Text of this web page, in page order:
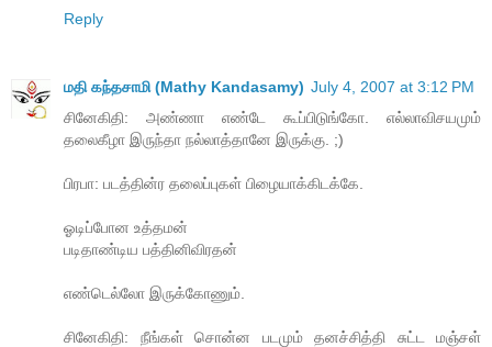
Reply
மதி கந்தசாமி (Mathy Kandasamy) July 4, 2007 at 3:12 PM
சினேகிதி: அண்ணா எண்டே கூப்பிடுங்கோ. எல்லாவிசயமும்
தலைகீழா இருந்தா நல்லாத்தானே இருக்கு. ;)
பிரபா: படத்தின்ர தலைப்புகள் பிழையாக்கிடக்கே.
ஓடிப்போன உத்தமன்
படிதாண்டிய பத்தினிவிரதன்
எண்டெல்லோ இருக்கோணும்.
சினேகிதி: நீங்கள் சொன்ன படமும் தனச்சித்தி சுட்ட மஞ்சள்